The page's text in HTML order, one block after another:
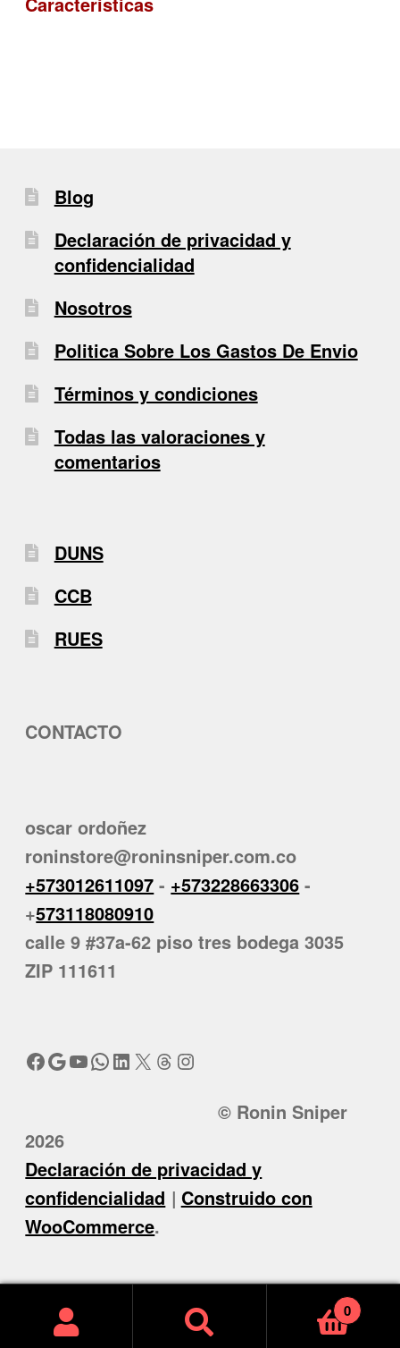
de
Blog
Declaración de privacidad y
confidencialidad
Nosotros
Politica Sobre Los Gastos De Envio
Términos y condiciones
Todas las valoraciones y
comentarios
DUNS
CCB
RUES
CONTACTO
oscar ordoñez
roninstore@roninsniper.com.co
+573012611097 - +573228663306 -
+573118080910
calle 9 #37a-62 piso tres bodega 3035
ZIP 111611
Facebook
Google
YouTube
WhatsApp
LinkedIn
X Threads
Instagram
© Ronin Sniper
2026
Declaración de privacidad y
confidencialidad
Construido con
WooCommerce.
0